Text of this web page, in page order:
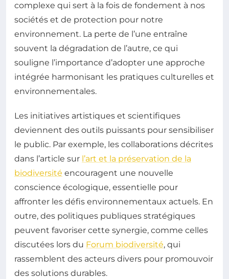
complexe qui sert à la fois de fondement à nos
sociétés et de protection pour notre
environnement. La perte de l’une entraîne
souvent la dégradation de l’autre, ce qui
souligne l’importance d’adopter une approche
intégrée harmonisant les pratiques culturelles et
environnementales.
Les initiatives artistiques et scientifiques
deviennent des outils puissants pour sensibiliser
le public. Par exemple, les collaborations décrites
dans l’article sur l’art et la préservation de la
biodiversité encouragent une nouvelle
conscience écologique, essentielle pour
affronter les défis environnementaux actuels. En
outre, des politiques publiques stratégiques
peuvent favoriser cette synergie, comme celles
discutées lors du Forum biodiversité, qui
rassemblent des acteurs divers pour promouvoir
des solutions durables.